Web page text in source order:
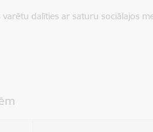
dalīties ar saturu sociālajos